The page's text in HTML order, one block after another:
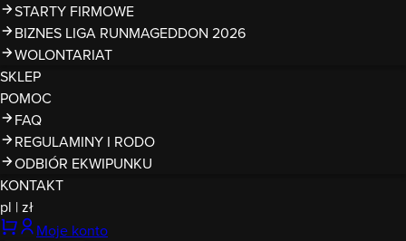
STARTY FIRMOWE
BIZNES LIGA RUNMAGEDDON 2026
WOLONTARIAT
SKLEP
POMOC
FAQ
REGULAMINY I RODO
ODBIÓR EKWIPUNKU
KONTAKT
pl |zł
Moje konto